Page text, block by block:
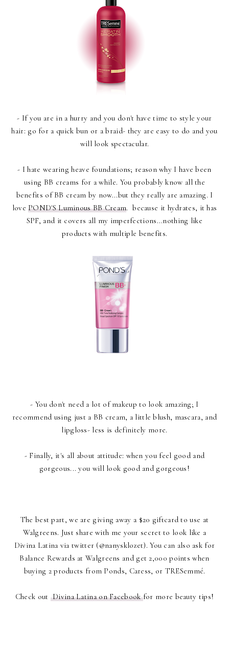
- If you are in a hurry and you don't have time to style your
hair: go for a quick bun or a braid- they are easy to do and you
will look spectacular.
- I hate wearing heave foundations; reason why I have been
using BB creams for a while. You probably know all the
benefits of BB cream by now...but they really are amazing. I
lovePOND'S Luminous BB Cream. because it hydrates, it has
SPF, and it covers all my imperfections...nothing like
products with multiple benefits.
- You don't need a lot of makeup to look amazing; I
recommend using just a BB cream, a little blush, mascara, and
lipgloss- less is definitely more.
- Finally, it's all about attitude: when you feel good and
gorgeous... you will look good and gorgeous!
The best part, we are giving away a $20 giftcard to use at
Walgreens. Just share with me your secret to look like a
Divina Latina via twitter (@nanysklozet). You can also ask for
Balance Rewards at Walgreens and get 2,000 points when
buying 2 products from Ponds, Caress, or TRESemmé.
Check out Divina Latina on Facebookfor more beauty tips!